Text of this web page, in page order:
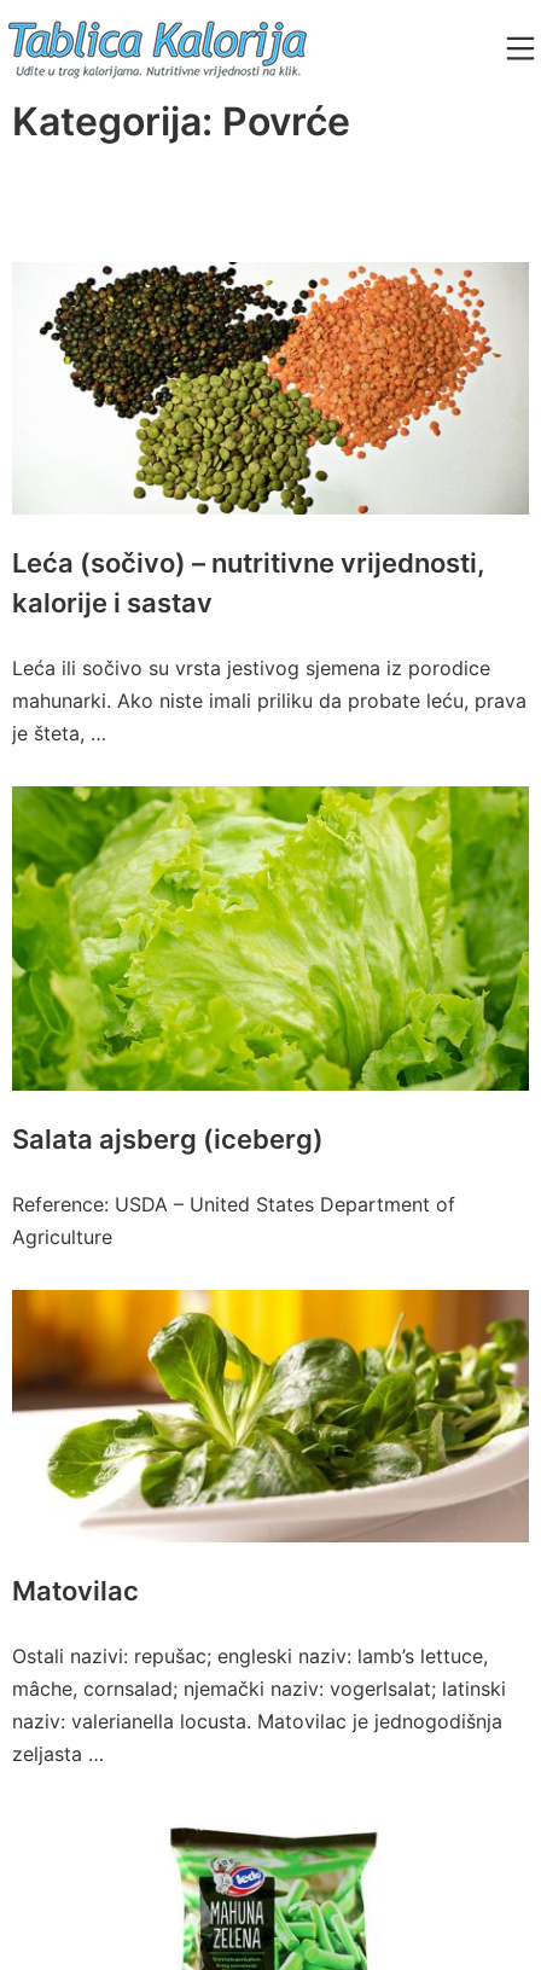
to
content
Tablica Kalorija
Kategorija: Povrće
Leća (sočivo) – nutritivne vrijednosti,
kalorije i sastav
Leća ili sočivo su vrsta jestivog sjemena iz porodice
mahunarki. Ako niste imali priliku da probate leću, prava
je šteta, …
Salata ajsberg (iceberg)
Reference: USDA – United States Department of
Agriculture
Matovilac
Ostali nazivi: repušac; engleski naziv: lamb’s lettuce,
mâche, cornsalad; njemački naziv: vogerlsalat; latinski
naziv: valerianella locusta. Matovilac je jednogodišnja
zeljasta …